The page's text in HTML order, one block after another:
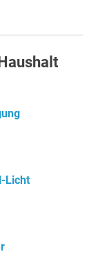
Licht